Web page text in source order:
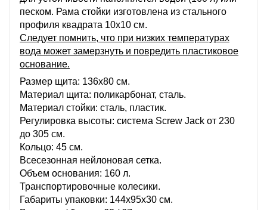
песком. Рама стойки изготовлена из стального
профиля квадрата 10х10 см.
Следует помнить, что при низких температурах
вода может замерзнуть и повредить пластиковое
основание.
Размер щита: 136х80 см.
Материал щита: поликарбонат, сталь.
Материал стойки: сталь, пластик.
Регулировка высоты: система Screw Jack от 230
до 305 см.
Кольцо: 45 см​.
Всесезонная нейлоновая сетка.
Объем основания: 160 л.
Транспортировочные колесики.
Габариты упаковки: 144х95х30 см.